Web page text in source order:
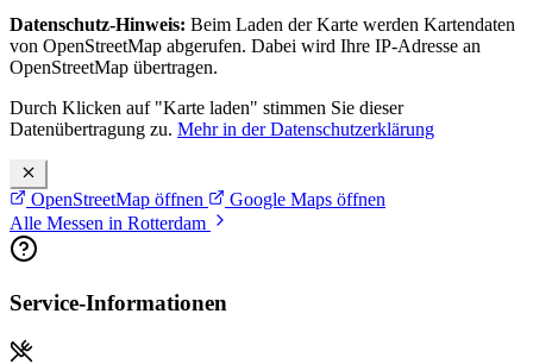
Datenschutz-Hinweis: Beim Laden der Karte werden Kartendaten
von OpenStreetMap abgerufen. Dabei wird Ihre IP-Adresse an
OpenStreetMap übertragen.
Durch Klicken auf "Karte laden" stimmen Sie dieser
Datenübertragung zu. Mehr in der Datenschutzerklärung
OpenStreetMap öffnen
Google Maps öffnen
Alle Messen in Rotterdam
Service-Informationen